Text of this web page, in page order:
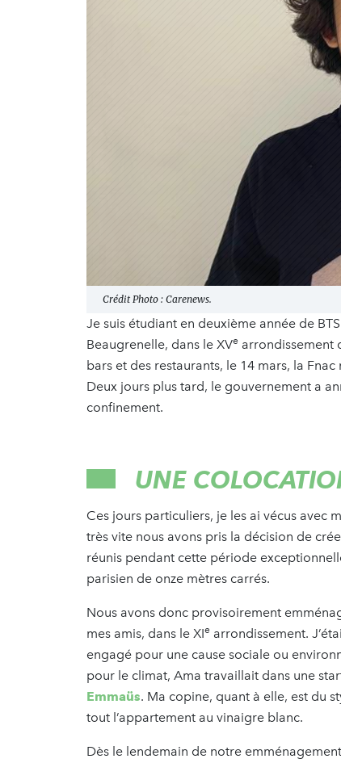
Crédit Photo : Carenews.
Je suis étudiant en deuxième année de
Beaugrenelle, dans le XVe arrondissement
bars et des restaurants, le 14 mars, la
Deux jours plus tard, le gouvernement a
confinement.
UNE
Ces jours particuliers, je les ai vécus avec
très vite nous avons pris la décision de
réunis pendant cette période
parisien de onze mètres carrés.
Nous avons donc provisoirement
mes amis, dans le XIe arrondissement.
engagé pour une cause sociale ou
pour le climat, Ama travaillait dans une
Emmaüs. Ma copine, quant à elle, est du
tout l’appartement au vinaigre blanc.
Dès le lendemain de notre